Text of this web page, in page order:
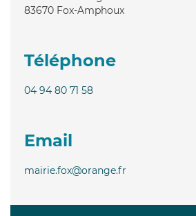
83670 Fox-Amphoux
Téléphone
04 94 80 71 58
Email
mairie.fox@orange.fr